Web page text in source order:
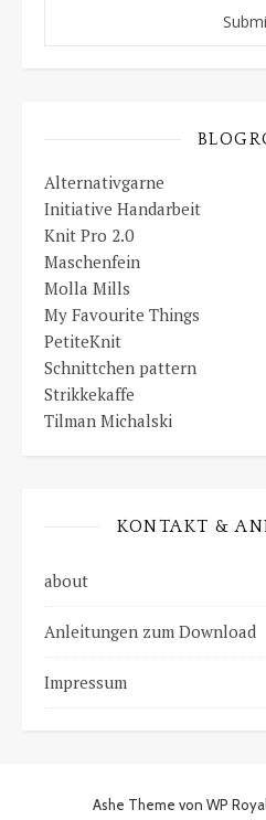
Alternativgarne
Initiative Handarbeit
Knit Pro 2.0
Maschenfein
Molla Mills
My Favourite Things
PetiteKnit
Schnittchen pattern
Strikkekaffe
Tilman Michalski
KONTAKT &
about
Anleitungen zum Download
Impressum
Ashe Theme von WP